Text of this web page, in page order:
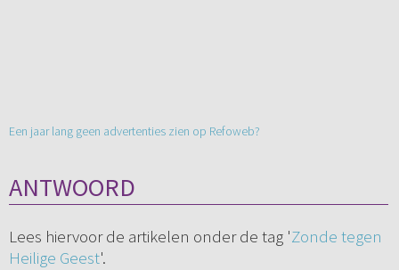
Een jaar lang geen advertenties zien op Refoweb?
ANTWOORD
Lees hiervoor de artikelen onder de tag 'Zonde tegen
Heilige Geest'.